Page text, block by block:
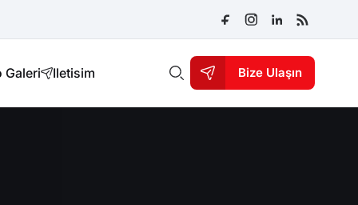
Galeri Iletisim Bize Ulaşın